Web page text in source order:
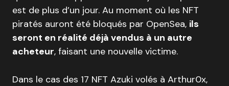
est de plus d’un jour. Au moment où les NFT
piratés auront été bloqués par OpenSea, ils
seront en réalité déjà vendus à un autre
acheteur, faisant une nouvelle victime.
Dans le cas des 17 NFT Azuki volés à Arthur0x,